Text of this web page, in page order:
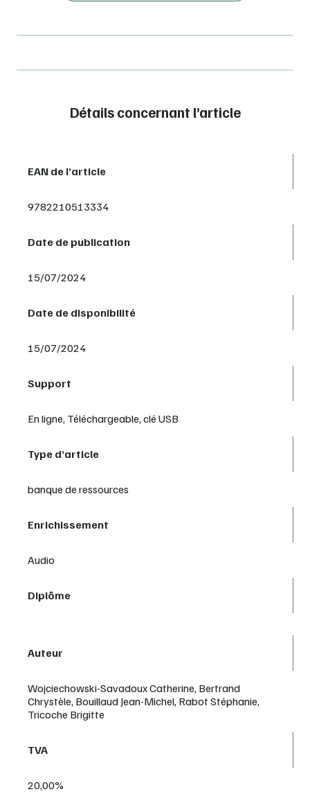
Détails concernant l’article
EAN de l’article
9782210513334
Date de publication
15/07/2024
Date de disponibilité
15/07/2024
Support
En ligne, Téléchargeable, clé USB
Type d’article
banque de ressources
Enrichissement
Audio
Diplôme
Auteur
Wojciechowski-Savadoux Catherine, Bertrand
Chrystèle, Bouillaud Jean-Michel, Rabot Stéphanie,
Tricoche Brigitte
TVA
20,00%